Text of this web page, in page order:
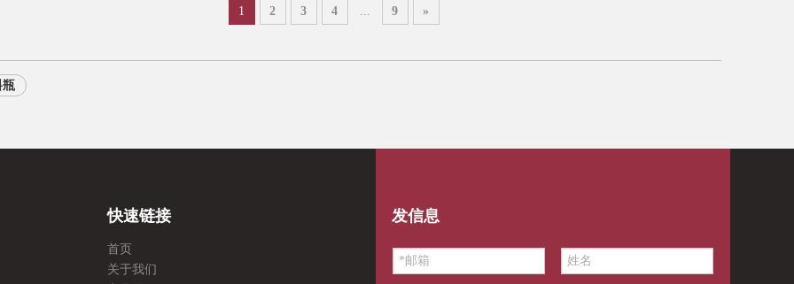
1 2 3 4 ... 9 »
瓶
快速链接
首页
关于我们
发信息